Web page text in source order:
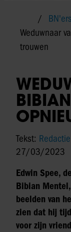
BN'ers
Weduwnaar
trouwen
Tekst:
27/03/2023
Edwin Spee,
Bibian
beelden van
zien dat hij
voor zijn